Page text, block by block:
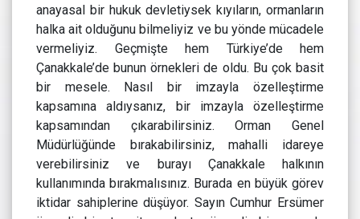
anayasal bir hukuk devletiysek kıyıların, ormanların
halka ait olduğunu bilmeliyiz ve bu yönde mücadele
vermeliyiz. Geçmişte hem Türkiye’de hem
Çanakkale’de bunun örnekleri de oldu. Bu çok basit
bir mesele. Nasıl bir imzayla özelleştirme
kapsamına aldıysanız, bir imzayla özelleştirme
kapsamından çıkarabilirsiniz. Orman Genel
Müdürlüğünde bırakabilirsiniz, mahalli idareye
verebilirsiniz ve burayı Çanakkale halkının
kullanımında bırakmalısınız. Burada en büyük görev
iktidar sahiplerine düşüyor. Sayın Cumhur Ersümer